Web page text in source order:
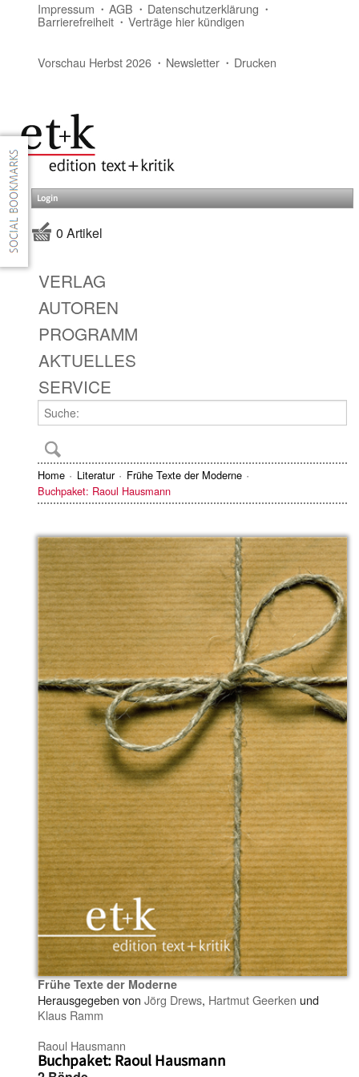
Impressum AGB Datenschutzerklärung
Barrierefreiheit Verträge hier kündigen
Vorschau Herbst 2026 Newsletter Drucken
Login
0 Artikel
VERLAG
AUTOREN
PROGRAMM
AKTUELLES
SERVICE
Home Literatur
Frühe Texte der Moderne
Buchpaket: Raoul Hausmann
Frühe Texte der Moderne
Herausgegeben von Jörg Drews, Hartmut Geerken und
Klaus Ramm
Raoul Hausmann
Buchpaket: Raoul Hausmann